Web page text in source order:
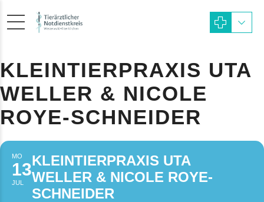
KLEINTIERPRAXIS UTA
WELLER & NICOLE
ROYE-SCHNEIDER
MO
13
JUL
KLEINTIERPRAXIS UTA
WELLER & NICOLE ROYE-
SCHNEIDER